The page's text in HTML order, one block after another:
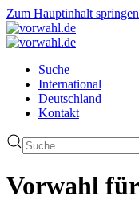
Zum Hauptinhalt springen
Suche
International
Deutschland
Kontakt
Vorwahl